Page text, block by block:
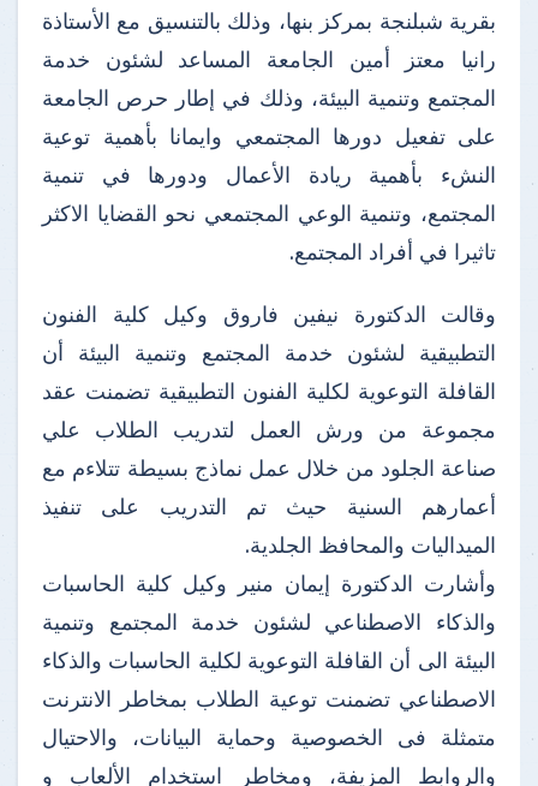
بقرية شبلنجة بمركز بنها، وذلك بالتنسيق مع الأستاذة
رانيا معتز أمين الجامعة المساعد لشئون خدمة
المجتمع وتنمية البيئة، وذلك في إطار حرص الجامعة
على تفعيل دورها المجتمعي وايمانا بأهمية توعية
النشء بأهمية ريادة الأعمال ودورها في تنمية
المجتمع، وتنمية الوعي المجتمعي نحو القضايا الاكثر
تاثيرا في أفراد المجتمع.
وقالت الدكتورة نيفين فاروق وكيل كلية الفنون
التطبيقية لشئون خدمة المجتمع وتنمية البيئة أن
القافلة التوعوية لكلية الفنون التطبيقية تضمنت عقد
مجموعة من ورش العمل لتدريب الطلاب علي
صناعة الجلود من خلال عمل نماذج بسيطة تتلاءم مع
أعمارهم السنية حيث تم التدريب على تنفيذ
الميداليات والمحافظ الجلدية.
وأشارت الدكتورة إيمان منير وكيل كلية الحاسبات
والذكاء الاصطناعي لشئون خدمة المجتمع وتنمية
البيئة الى أن القافلة التوعوية لكلية الحاسبات والذكاء
الاصطناعي تضمنت توعية الطلاب بمخاطر الانترنت
متمثلة فى الخصوصية وحماية البيانات، والاحتيال
والروابط المزيفة، ومخاطر استخدام الألعاب و